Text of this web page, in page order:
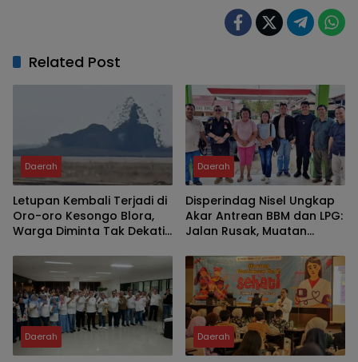
Related Post
Daerah
Letupan Kembali Terjadi di
Oro-oro Kesongo Blora,
Warga Diminta Tak Dekati
Daerah
Disperindag Nisel Ungkap
Akar Antrean BBM dan LPG:
Jalan Rusak, Muatan
Terganggu
Daerah Daerah